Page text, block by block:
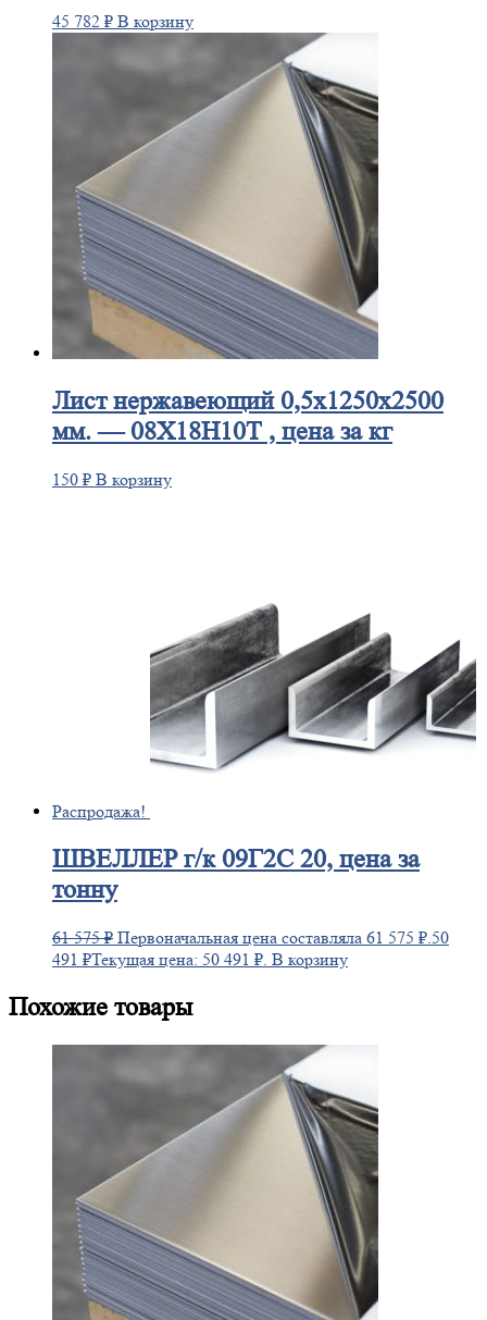
45 782 ₽ В корзину
Листнержавеющий 0,5x1250x2500
мм. — 08Х18Н10Т , цена за кг
150 ₽ В корзину
Распродажа!
ШВЕЛЛЕРг/к 09Г2С 20, цена за
тонну
61 575₽ Первоначальная цена составляла 61 575 ₽. 50
491 ₽Текущая цена: 50 491 ₽. В корзину
Похожие товары